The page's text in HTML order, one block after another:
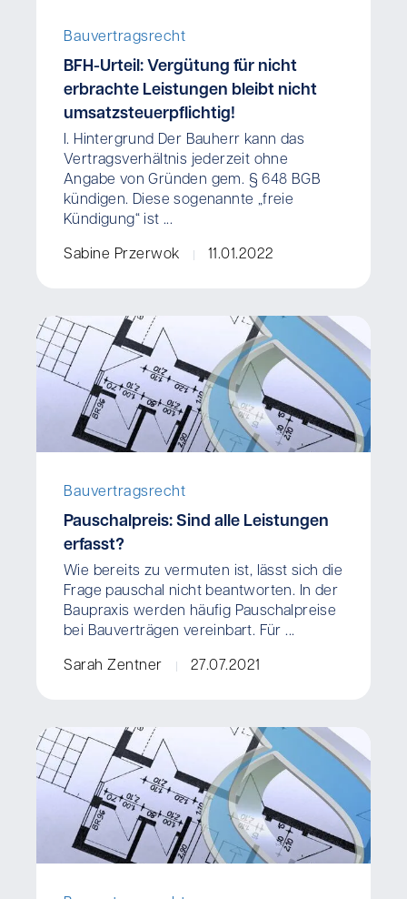
Bauvertragsrecht
BFH-Urteil: Vergütung für nicht
erbrachte Leistungen bleibt nicht
umsatzsteuerpflichtig!
I. Hintergrund Der Bauherr kann das
Vertragsverhältnis jederzeit ohne
Angabe von Gründen gem. § 648 BGB
kündigen. Diese sogenannte „freie
Kündigung“ ist ...
Sabine Przerwok 11.01.2022
Bauvertragsrecht
Pauschalpreis: Sind alle Leistungen
erfasst?
Wie bereits zu vermuten ist, lässt sich die
Frage pauschal nicht beantworten. In der
Baupraxis werden häufig Pauschalpreise
bei Bauverträgen vereinbart. Für ...
Sarah Zentner 27.07.2021